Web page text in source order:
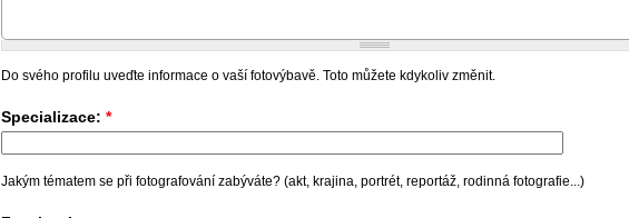
Do svého profilu uveďte informace o vaší fotovýbavě. Toto můžete kdykoliv změnit.
Specializace: *
Jakým tématem se při fotografování zabýváte? (akt, krajina, portrét, reportáž, rodinná fotografie...)